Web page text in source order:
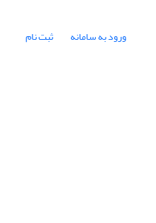
ورود به سامانه ثبت نام